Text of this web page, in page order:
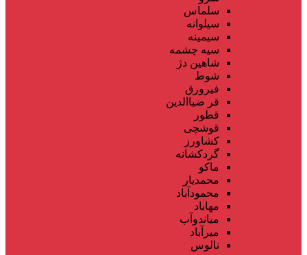
سلماس
سیلوانه
سیمینه
سیه چشمه
شاهین دژ
شوط
فیرورق
قر ضیاالدین
قطور
قوشچی
کشاورز
گردکشانه
ماکو
محمدیار
محمودآباد
مهاباد
میاندوآب
میرآباد
نالوس